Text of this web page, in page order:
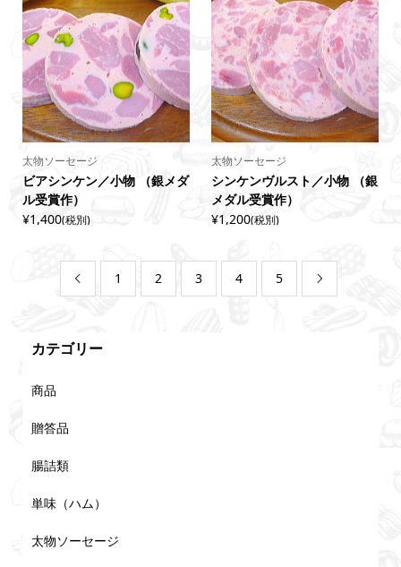
太物ソーセージ
ビアシンケン／小物 （銀メダ
ル受賞作）
¥1,400(税別)
太物ソーセージ
シンケンヴルスト／小物 （銀
メダル受賞作）
¥1,200(税別)
 1 2 3 4 5 
カテゴリー
商品
贈答品
腸詰類
単味（ハム）
太物ソーセージ